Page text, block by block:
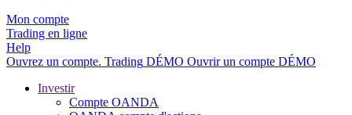
Mon compte
Trading en ligne
Help
Ouvrez un compte. Trading DÉMO Ouvrir un compte DÉMO
Investir
Compte OANDA